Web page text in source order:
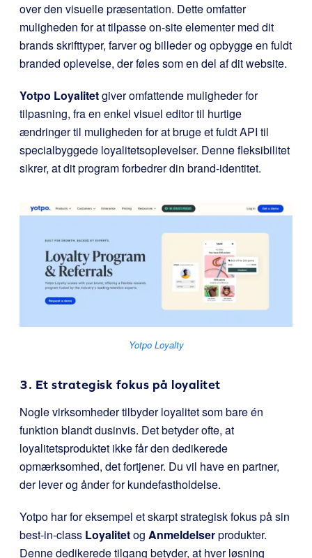
over den visuelle præsentation. Dette omfatter
muligheden for at tilpasse on-site elementer med dit
brands skrifttyper, farver og billeder og opbygge en fuldt
branded oplevelse, der føles som en del af dit website.
Yotpo Loyalitetgiver omfattende muligheder for
tilpasning, fra en enkel visuel editor til hurtige
ændringer til muligheden for at bruge et fuldt API til
specialbyggede loyalitetsoplevelser. Denne fleksibilitet
sikrer, at dit program forbedrer din brand-identitet.
Yotpo Loyalty
3. Et strategisk fokus på loyalitet
Nogle virksomheder tilbyder loyalitet som bare én
funktion blandt dusinvis. Det betyder ofte, at
loyalitetsproduktet ikke får den dedikerede
opmærksomhed, det fortjener. Du vil have en partner,
der lever og ånder for kundefastholdelse.
Yotpo har for eksempel et skarpt strategisk fokus på sin
best-in-class Loyalitetog Anmeldelserprodukter.
Denne dedikerede tilgang betyder, at hver løsning